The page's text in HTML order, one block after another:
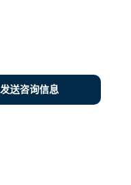
发送咨询信息